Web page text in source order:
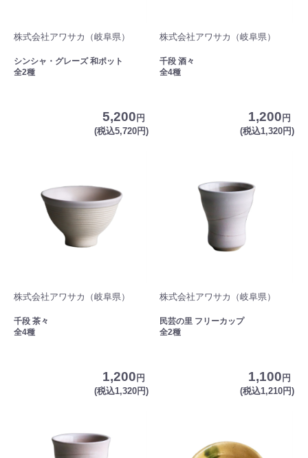
株式会社アワサカ（岐阜県）
シンシャ・グレーズ 和ポット
全2種
5,200 円
(税込5,720円)
株式会社アワサカ（岐阜県）
千段 酒々
全4種
1,200 円
(税込1,320円)
株式会社アワサカ（岐阜県）
千段 茶々
全4種
1,200 円
(税込1,320円)
株式会社アワサカ（岐阜県）
民芸の里 フリーカップ
全2種
1,100 円
(税込1,210円)